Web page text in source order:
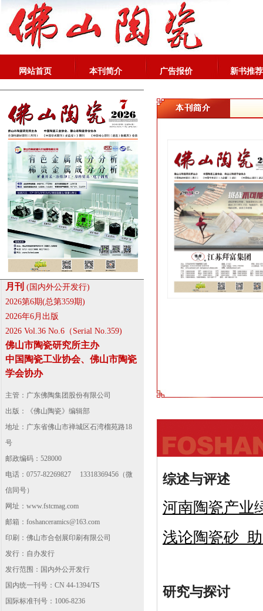
网站首页 本刊简介 广告报价 新书推荐
月刊 (国内外公开发行)
2026第6期(总第359期)
2026年6月出版
2026 Vol.36 No.6（Serial No.359)
佛山市陶瓷研究所主办
中国陶瓷工业协会、佛山市陶瓷
学会协办
主管：广东佛陶集团股份有限公司
出版：《佛山陶瓷》编辑部
地址：广东省佛山市禅城区石湾榴苑路18
号
邮政编码：528000
电话：0757-82269827 13318369456（微
信同号）
网址： www.fstcmag.com
邮箱：foshanceramics@163.com
印刷：佛山市合创展印刷有限公司
发行：自办发行
发行范围：国内外公开发行
国内统一刊号：CN 44-1394/TS
国际标准刊号：1006-8236
综述与评述
河南陶瓷产业
浅论陶瓷砂
研究与探讨